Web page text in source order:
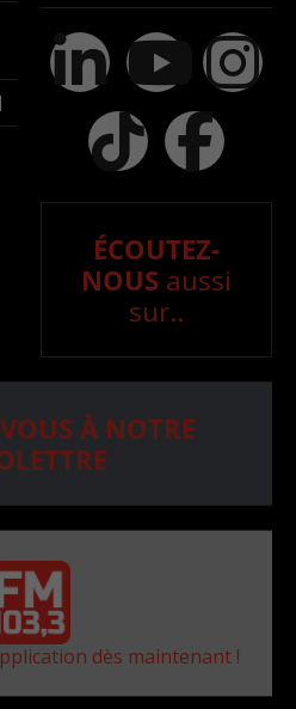
ÉCOUTEZ-
NOUS aussi
sur..
À NOTRE
dès maintenant !